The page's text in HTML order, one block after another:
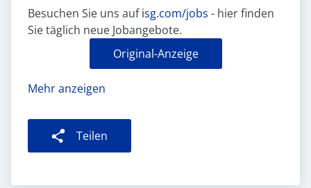
Besuchen Sie uns aufisg.com/jobs - hier finden
Sie täglich neue Jobangebote.
Original-Anzeige
Mehr anzeigen
Teilen